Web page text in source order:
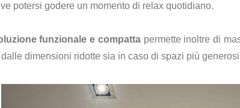
potersi godere un momento di relax quotidiano.
funzionale e compattapermette inoltre di
dimensioni ridotte sia in caso di spazi più